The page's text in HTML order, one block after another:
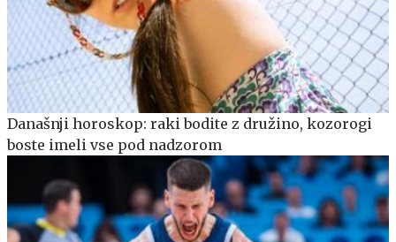
Današnji horoskop: raki bodite z družino, kozorogi
boste imeli vse pod nadzorom